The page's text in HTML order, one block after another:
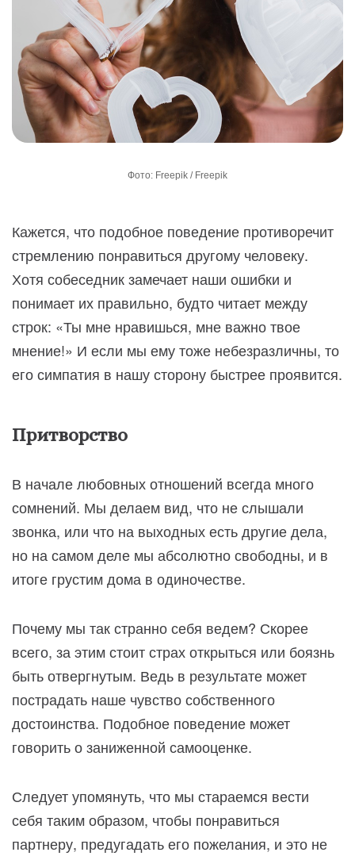
Фото: Freepik / Freepik
Кажется, что подобное поведение противоречит
стремлению понравиться другому человеку.
Хотя собеседник замечает наши ошибки и
понимает их правильно, будто читает между
строк: «Ты мне нравишься, мне важно твое
мнение!» И если мы ему тоже небезразличны, то
его симпатия в нашу сторону быстрее проявится.
Притворство
В начале любовных отношений всегда много
сомнений. Мы делаем вид, что не слышали
звонка, или что на выходных есть другие дела,
но на самом деле мы абсолютно свободны, и в
итоге грустим дома в одиночестве.
Почему мы так странно себя ведем? Скорее
всего, за этим стоит страх открыться или боязнь
быть отвергнутым. Ведь в результате может
пострадать наше чувство собственного
достоинства. Подобное поведение может
говорить о заниженной самооценке.
Следует упомянуть, что мы стараемся вести
себя таким образом, чтобы понравиться
партнеру, предугадать его пожелания, и это не